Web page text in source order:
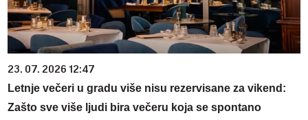
23. 07. 2026 12:47
Letnje večeri u gradu više nisu rezervisane za vikend:
Zašto sve više ljudi bira večeru koja se spontano